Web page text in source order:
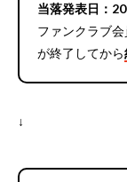
当落発表日：
ファンクラブ
が終了してから
↓